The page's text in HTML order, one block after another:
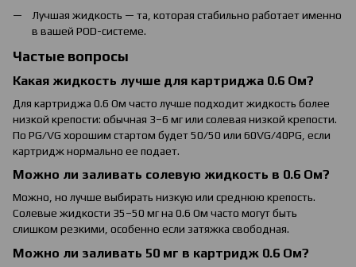
Лучшая жидкость — та, которая стабильно работает именно
в вашей POD-системе.
Частые вопросы
Какая жидкость лучше для картриджа 0.6 Ом?
Для картриджа 0.6 Ом часто лучше подходит жидкость более
низкой крепости: обычная 3–6 мг или солевая низкой крепости.
По PG/VG хорошим стартом будет 50/50 или 60VG/40PG, если
картридж нормально ее подает.
Можно ли заливать солевую жидкость в 0.6 Ом?
Можно, но лучше выбирать низкую или среднюю крепость.
Солевые жидкости 35–50 мг на 0.6 Ом часто могут быть
слишком резкими, особенно если затяжка свободная.
Можно ли заливать 50 мг в картридж 0.6 Ом?